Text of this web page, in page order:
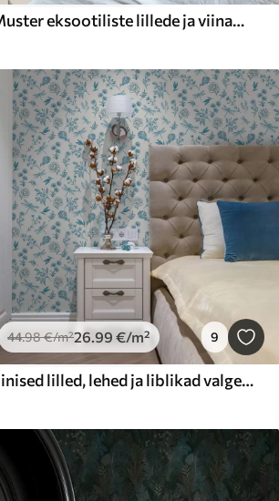
Muster eksootiliste lillede ja viinamarjaväätega
44.98€/m²26.99 €/m² 9
Sinised lilled, lehed ja liblikad valgel taustal